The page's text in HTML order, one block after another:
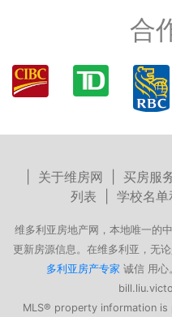
合
关于维房网 买房服
列表
学校名
维多利亚房地产网，本地唯一的
更新房源信息。在维多利亚，无
多利亚房产专家 诚信 用心
MLS® property information